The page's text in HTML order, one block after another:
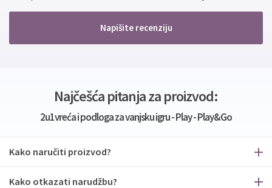
Napišite recenziju
Najčešća pitanja za proizvod:
2u1vreća i podloga za vanjsku igru - Play - Play&Go
Kako naručiti proizvod?
Kako otkazati narudžbu?